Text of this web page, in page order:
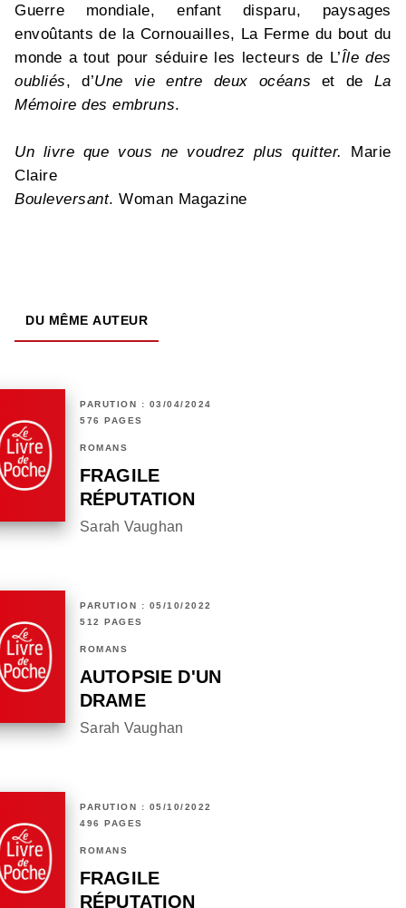
Guerre mondiale, enfant disparu, paysages
envoûtants de la Cornouailles, La Ferme du bout du
monde a tout pour séduire les lecteurs de L’Île des
oubliés, d’Une vie entre deux océans et de La
Mémoire des embruns.
Un livre que vous ne voudrez plus quitter.
Marie
Claire
Bouleversant. Woman Magazine
DU MÊME AUTEUR
PARUTION : 03/04/2024
576 PAGES
ROMANS
FRAGILE
RÉPUTATION
Sarah Vaughan
PARUTION : 05/10/2022
512 PAGES
ROMANS
AUTOPSIE D'UN
DRAME
Sarah Vaughan
PARUTION : 05/10/2022
496 PAGES
ROMANS
FRAGILE
RÉPUTATION